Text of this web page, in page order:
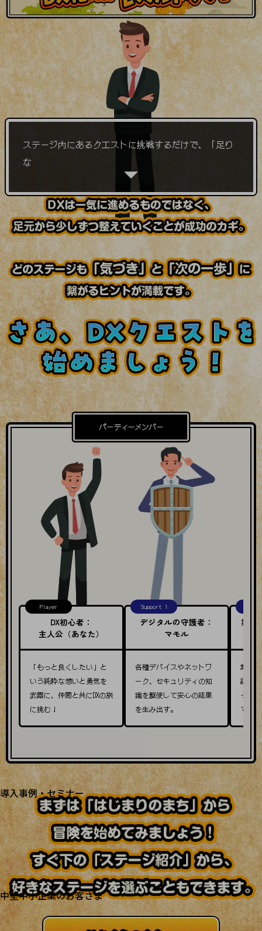
人材不足解消
業種・業態で探す
業種・業態で探すTOP
自治体
一次産業
医療・介護
観光
教育
モビリティ
製造・建設業
小売業
キーワードで探す
モバイルTOP
法人向けスマホ・携帯に関する、
おすすめの機種、料金やサービスをご紹介
製品
製品TOP
ビジネス向けスマートフォン
タフネススマートフォン
データ通信製品
ドコモケータイ
5G対応ホームルーター
通信モジュール製品
衛星携帯電話
IOT完了済みメーカーブランド製品
料金
料金TOP
ドコモBiz データ無制限 ドコモ MAX ドコモ mini ドコモBiz かけ放題
ケータイプラン
5Gデータプラス
データプラス
IoT向け回線料金
home5Gプラン
モバイルサービス
端末の一元管理
セキュリティ
運用保守・故障紛失サポート
回線・ネットワーク
お手続き
別ウィンドウで開きます
サービスをご利用中のお客さま
導入事例・セミナー
導入事例TOP
最新の導入事例や注目の導入事例をご紹介します
セミナー
開催・出展する各種セミナー、イベント情報をご紹介します
別ウィンドウで開きます
中堅中小企業のお客さま
NTTドコモビジネスウォッチ
ビジネスお役立ち情報
ステージ内にあるクエストに挑戦するだけで、「足り
ない対策」「今取り組むべきこと」が明確になりま
す。まずは気になるステージを確認し、DX化への
Player
DX初心者：
主人公（あなた）
「もっと良くしたい」と
いう純粋な想いと勇気を
武器に、仲間と共にDXの旅
に挑む！
Support 1
デジタルの守護者：
マモル
各種デバイスやネットワ
ーク、セキュリティの知
識を駆使して安心の結果
を生み出す。
業務
編み
って
てい